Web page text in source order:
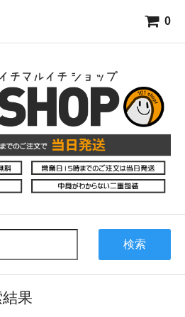
0
検索
結果